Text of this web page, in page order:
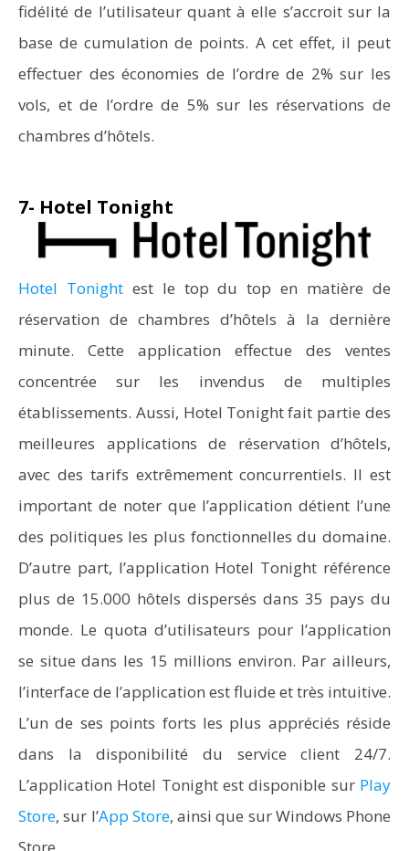
fidélité de l’utilisateur quant à elle s’accroit sur la
base de cumulation de points. A cet effet, il peut
effectuer des économies de l’ordre de 2% sur les
vols, et de l’ordre de 5% sur les réservations de
chambres d’hôtels.
7- Hotel Tonight
Hotel Tonightest le top du top en matière de
réservation de chambres d’hôtels à la dernière
minute. Cette application effectue des ventes
concentrée sur les invendus de multiples
établissements. Aussi, Hotel Tonight fait partie des
meilleures applications de réservation d’hôtels,
avec des tarifs extrêmement concurrentiels. Il est
important de noter que l’application détient l’une
des politiques les plus fonctionnelles du domaine.
D’autre part, l’application Hotel Tonight référence
plus de 15.000 hôtels dispersés dans 35 pays du
monde. Le quota d’utilisateurs pour l’application
se situe dans les 15 millions environ. Par ailleurs,
l’interface de l’application est fluide et très intuitive.
L’un de ses points forts les plus appréciés réside
dans la disponibilité du service client 24/7.
L’application Hotel Tonight est disponible sur Play
Store, sur l’App Store, ainsi que sur Windows Phone